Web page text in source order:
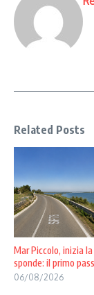
Related Posts
Mar Piccolo, inizia
sponde: il primo
06/08/2026